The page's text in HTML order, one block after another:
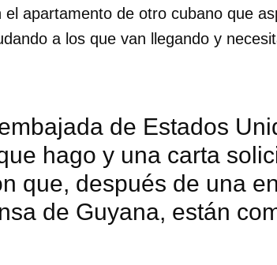
apartamento de otro cubano que
a los que van llegando y
de Estados
hago y una carta
que, después de una
de Guyana, están